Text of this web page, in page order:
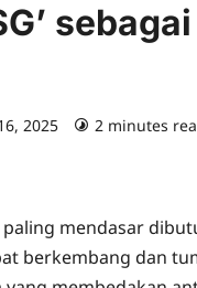
2025 2 minutes
mendasar
berkembang dan